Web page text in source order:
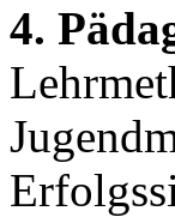
4.